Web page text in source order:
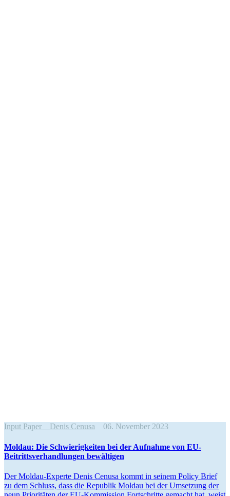
Input Paper Denis Cenusa 06. November 2023
Moldau: Die Schwie­rig­keiten bei der Aufnahme von EU-
Beitritts­ver­hand­lungen bewältigen
Der Moldau-Experte Denis Cenusa kommt in seinem Policy Brief
zu dem Schluss, dass die Republik Moldau bei der Umsetzung der